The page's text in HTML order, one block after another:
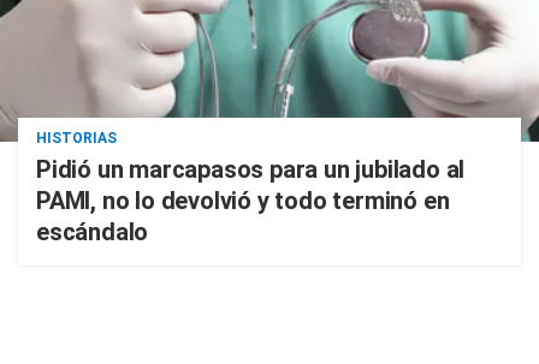
HISTORIAS
Pidió un marcapasos para un jubilado al
PAMI, no lo devolvió y todo terminó en
escándalo